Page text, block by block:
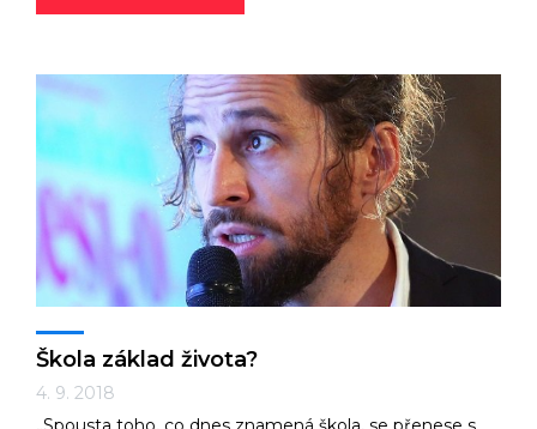
Škola základ života?
4. 9. 2018